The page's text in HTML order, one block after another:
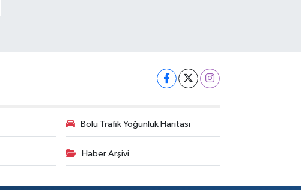
Bolu Trafik Yoğunluk Haritası
Haber Arşivi